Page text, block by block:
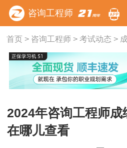
咨询工程师
首页> 咨询工程师> 考试动态 >
2024年咨询工程师成
在哪儿查看